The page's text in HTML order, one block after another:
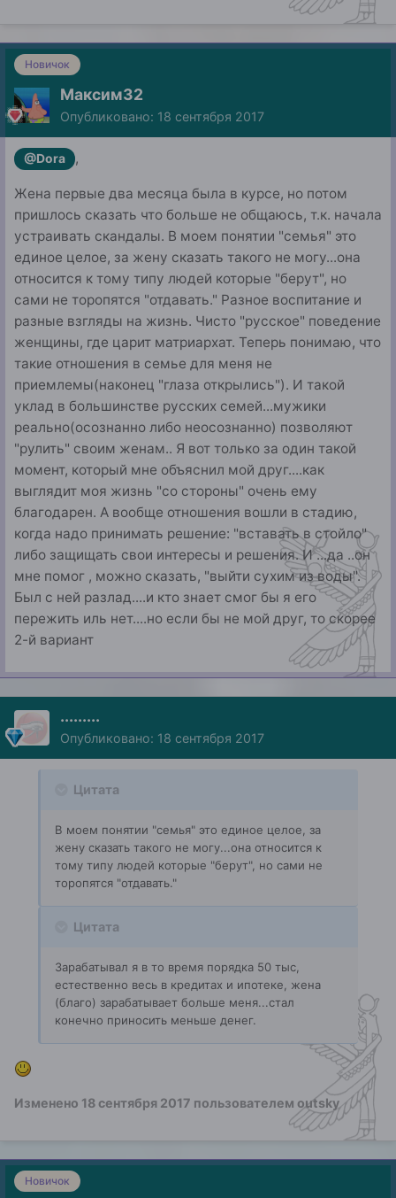
Новичок
Максим32
Опубликовано: 18 сентября 2017
@Dora ,
Жена первые два месяца была в курсе, но потом
пришлось сказать что больше не общаюсь, т.к. начала
устраивать скандалы. В моем понятии "семья" это
единое целое, за жену сказать такого не могу...она
относится к тому типу людей которые "берут", но
сами не торопятся "отдавать." Разное воспитание и
разные взгляды на жизнь. Чисто "русское" поведение
женщины, где царит матриархат. Теперь понимаю, что
такие отношения в семье для меня не
приемлемы(наконец "глаза открылись"). И такой
уклад в большинстве русских семей...мужики
реально(осознанно либо неосознанно) позволяют
"рулить" своим женам.. Я вот только за один такой
момент, который мне объяснил мой друг....как
выглядит моя жизнь "со стороны" очень ему
благодарен. А вообще отношения вошли в стадию,
когда надо принимать решение: "вставать в стойло"
либо защищать свои интересы и решения. И ...да ..он
мне помог , можно сказать, "выйти сухим из воды".
Был с ней разлад....и кто знает смог бы я его
пережить иль нет....но если бы не мой друг, то скорее
2-й вариант
.........
Опубликовано: 18 сентября 2017
Цитата
В моем понятии "семья" это единое целое, за
жену сказать такого не могу...она относится к
тому типу людей которые "берут", но сами не
торопятся "отдавать."
Цитата
Зарабатывал я в то время порядка 50 тыс,
естественно весь в кредитах и ипотеке, жена
(благо) зарабатывает больше меня...стал
конечно приносить меньше денег.
Изменено 18 сентября 2017 пользователем outsky
Новичок